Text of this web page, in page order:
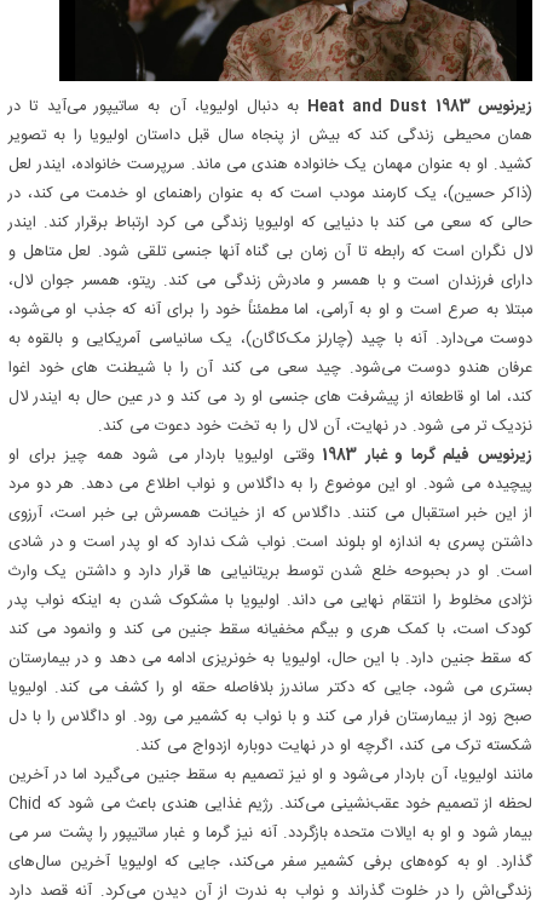
زیرنویس Heat and Dust 1983
به دنبال اولیویا، آن به ساتیپور می‌آید تا در
همان محیطی زندگی کند که بیش از پنجاه سال قبل داستان اولیویا را به تصویر
کشید. او به عنوان مهمان یک خانواده هندی می ماند. سرپرست خانواده، ایندر لعل
(ذاکر حسین)، یک کارمند مودب است که به عنوان راهنمای او خدمت می کند، در
حالی که سعی می کند با دنیایی که اولیویا زندگی می کرد ارتباط برقرار کند. ایندر
لال نگران است که رابطه تا آن زمان بی گناه آنها جنسی تلقی شود. لعل متاهل و
دارای فرزندان است و با همسر و مادرش زندگی می کند. ریتو، همسر جوان لال،
مبتلا به صرع است و او به آرامی، اما مطمئناً خود را برای آنه که جذب او می‌شود،
دوست می‌دارد. آنه با چید (چارلز مک‌کاگان)، یک سانیاسی آمریکایی و بالقوه به
عرفان هندو دوست می‌شود. چید سعی می کند آن را با شیطنت های خود اغوا
کند، اما او قاطعانه از پیشرفت های جنسی او رد می کند و در عین حال به ایندر لال
نزدیک تر می شود. در نهایت، آن لال را به تخت خود دعوت می کند.
زیرنویس فیلم گرما و غبار 1983
وقتی اولیویا باردار می شود همه چیز برای او
پیچیده می شود. او این موضوع را به داگلاس و نواب اطلاع می دهد. هر دو مرد
از این خبر استقبال می کنند. داگلاس که از خیانت همسرش بی خبر است، آرزوی
داشتن پسری به اندازه او بلوند است. نواب شک ندارد که او پدر است و در شادی
است. او در بحبوحه خلع شدن توسط بریتانیایی ها قرار دارد و داشتن یک وارث
نژادی مخلوط را انتقام نهایی می داند. اولیویا با مشکوک شدن به اینکه نواب پدر
کودک است، با کمک هری و بیگم مخفیانه سقط جنین می کند و وانمود می کند
که سقط جنین دارد. با این حال، اولیویا به خونریزی ادامه می دهد و در بیمارستان
بستری می شود، جایی که دکتر ساندرز بلافاصله حقه او را کشف می کند. اولیویا
صبح زود از بیمارستان فرار می کند و با نواب به کشمیر می رود. او داگلاس را با دل
شکسته ترک می کند، اگرچه او در نهایت دوباره ازدواج می کند.
مانند اولیویا، آن باردار می‌شود و او نیز تصمیم به سقط جنین می‌گیرد اما در آخرین
لحظه از تصمیم خود عقب‌نشینی می‌کند. رژیم غذایی هندی باعث می شود که Chid
بیمار شود و او به ایالات متحده بازگردد. آنه نیز گرما و غبار ساتیپور را پشت سر می
گذارد. او به کوه‌های برفی کشمیر سفر می‌کند، جایی که اولیویا آخرین سال‌های
زندگی‌اش را در خلوت گذراند و نواب به ندرت از آن دیدن می‌کرد. آنه قصد دارد